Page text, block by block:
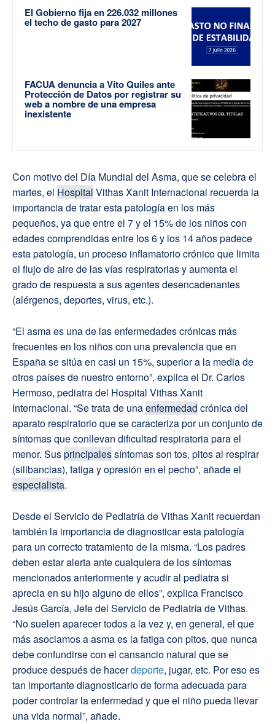
El Gobierno fija en 226.032 millones
el techo de gasto para 2027
FACUA denuncia a Vito Quiles ante
Protección de Datos por registrar su
web a nombre de una empresa
inexistente
Con motivo del Día Mundial del Asma, que se celebra el
martes, el Hospital Vithas Xanit Internacional recuerda la
importancia de tratar esta patología en los más
pequeños, ya que entre el 7 y el 15% de los niños con
edades comprendidas entre los 6 y los 14 años padece
esta patología, un proceso inflamatorio crónico que limita
el flujo de aire de las vías respiratorias y aumenta el
grado de respuesta a sus agentes desencadenantes
(alérgenos, deportes, virus, etc.).
“El asma es una de las enfermedades crónicas más
frecuentes en los niños con una prevalencia que en
España se sitúa en casi un 15%, superior a la media de
otros países de nuestro entorno”, explica el Dr. Carlos
Hermoso, pediatra del Hospital Vithas Xanit
Internacional. “Se trata de unaenfermedad crónica del
aparato respiratorio que se caracteriza por un conjunto de
síntomas que conllevan dificultad respiratoria para el
menor. Susprincipalessíntomas son tos, pitos al respirar
(silibancias), fatiga y opresión en el pecho”, añade el
especialista.
Desde el Servicio de Pediatría de Vithas Xanit recuerdan
también la importancia de diagnosticar esta patología
para un correcto tratamiento de la misma. “Los padres
deben estar alerta ante cualquiera de los síntomas
mencionados anteriormente y acudir al pediatra si
aprecia en su hijo alguno de ellos”, explica Francisco
Jesús García, Jefe del Servicio de Pediatría de Vithas.
“No suelen aparecer todos a la vez y, en general, el que
más asociamos a asma es la fatiga con pitos, que nunca
debe confundirse con el cansancio natural que se
produce después de hacerdeporte, jugar, etc. Por eso es
tan importante diagnosticarlo de forma adecuada para
poder controlar la enfermedad y que el niño pueda llevar
una vida normal”, añade.